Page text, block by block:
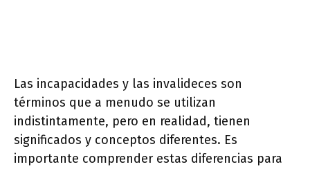
Las incapacidades y las invalideces son
términos que a menudo se utilizan
indistintamente, pero en realidad, tienen
significados y conceptos diferentes. Es
importante comprender estas diferencias para